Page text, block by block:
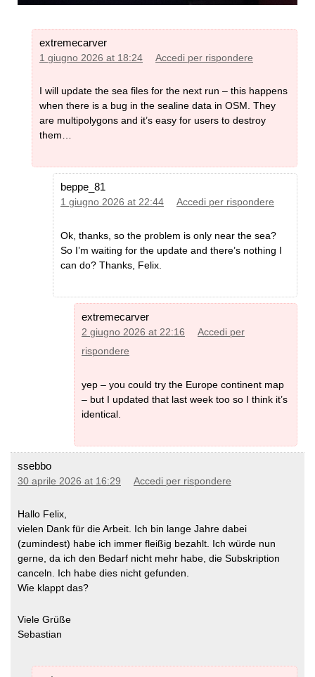
extremecarver
1 giugno 2026 at 18:24 Accedi per rispondere
I will update the sea files for the next run – this happens
when there is a bug in the sealine data in OSM. They
are multipolygons and it’s easy for users to destroy
them…
beppe_81
1 giugno 2026 at 22:44 Accedi per rispondere
Ok, thanks, so the problem is only near the sea?
So I’m waiting for the update and there’s nothing I
can do? Thanks, Felix.
extremecarver
2 giugno 2026 at 22:16
Accedi per
rispondere
yep – you could try the Europe continent map
– but I updated that last week too so I think it’s
identical.
ssebbo
30 aprile 2026 at 16:29 Accedi per rispondere
Hallo Felix,
vielen Dank für die Arbeit. Ich bin lange Jahre dabei
(zumindest) habe ich immer fleißig bezahlt. Ich würde nun
gerne, da ich den Bedarf nicht mehr habe, die Subskription
canceln. Ich habe dies nicht gefunden.
Wie klappt das?
Viele Grüße
Sebastian